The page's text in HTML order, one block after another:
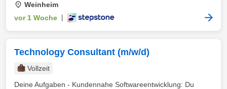
Weinheim
vor 1 Woche
Technology Consultant (m/w/d)
Vollzeit
Deine Aufgaben - Kundennahe Softwareentwicklung: Du